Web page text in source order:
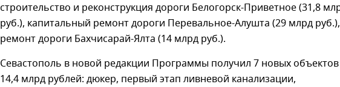
строительство и реконструкция дороги Белогорск-Приветное (31,8
руб.), капитальный ремонт дороги Перевальное-Алушта (29 млрд руб.),
ремонт дороги Бахчисарай-Ялта (14 млрд руб.).
Севастополь в новой редакции Программы получил 7 новых
14,4 млрд рублей: дюкер, первый этап ливневой канализации,